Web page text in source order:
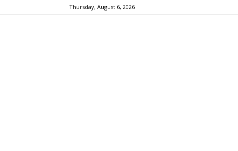
Thursday, August 6, 2026